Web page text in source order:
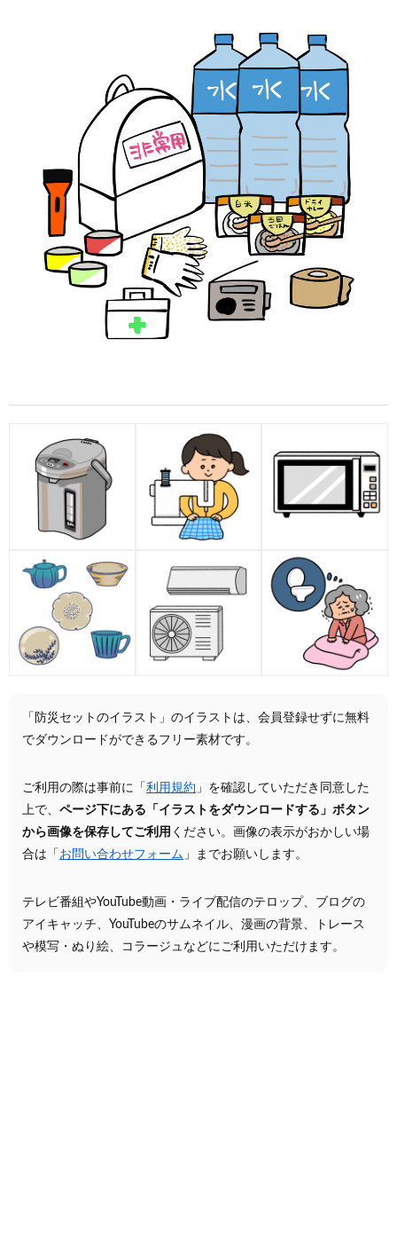
「防災セットのイラスト」のイラストは、会員登録せずに無料
でダウンロードができるフリー素材です。
ご利用の際は事前に「 利用規約 」を確認していただき同意した
上で、 ページ下にある「イラストをダウンロードする」ボタン
から画像を保存してご利用 ください。画像の表示がおかしい場
合は「 お問い合わせフォーム 」までお願いします。
テレビ番組やYouTube動画・ライブ配信のテロップ、ブログの
アイキャッチ、YouTubeのサムネイル、漫画の背景、トレース
や模写・ぬり絵、コラージュなどにご利用いただけます。